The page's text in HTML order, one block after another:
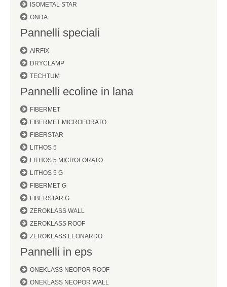
ISOMETAL STAR
ONDA
Pannelli speciali
AIRFIX
DRYCLAMP
TECHTUM
Pannelli ecoline in lana
FIBERMET
FIBERMET MICROFORATO
FIBERSTAR
LITHOS 5
LITHOS 5 MICROFORATO
LITHOS 5 G
FIBERMET G
FIBERSTAR G
ZEROKLASS WALL
ZEROKLASS ROOF
ZEROKLASS LEONARDO
Pannelli in eps
ONEKLASS NEOPOR ROOF
ONEKLASS NEOPOR WALL